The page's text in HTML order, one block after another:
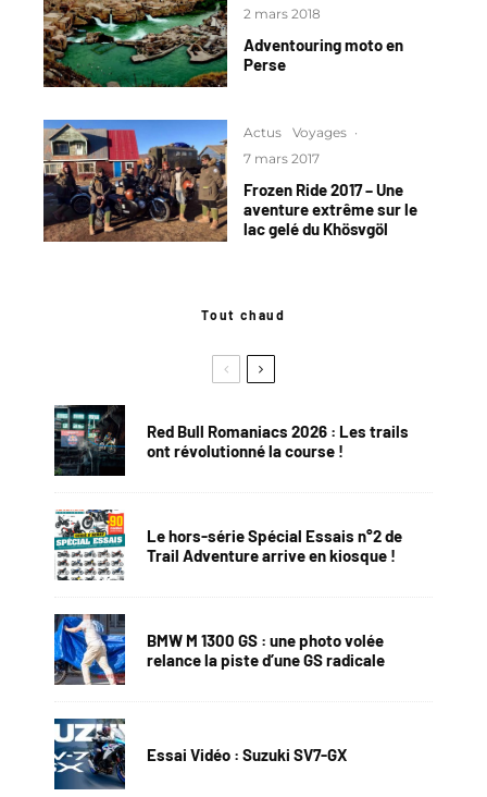
2 mars 2018
Adventouring moto en
Perse
Actus Voyages ·
7 mars 2017
Frozen Ride 2017 – Une
aventure extrême sur le
lac gelé du Khösvgöl
Tout chaud
Red Bull Romaniacs 2026 : Les trails
ont révolutionné la course !
Le hors-série Spécial Essais n°2 de
Trail Adventure arrive en kiosque !
BMW M 1300 GS : une photo volée
relance la piste d’une GS radicale
Essai Vidéo : Suzuki SV7-GX